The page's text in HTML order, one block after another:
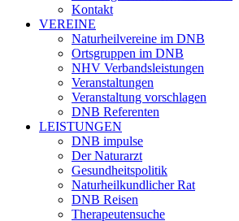
Kontakt
VEREINE
Naturheilvereine im DNB
Ortsgruppen im DNB
NHV Verbandsleistungen
Veranstaltungen
Veranstaltung vorschlagen
DNB Referenten
LEISTUNGEN
DNB impulse
Der Naturarzt
Gesundheitspolitik
Naturheilkundlicher Rat
DNB Reisen
Therapeutensuche